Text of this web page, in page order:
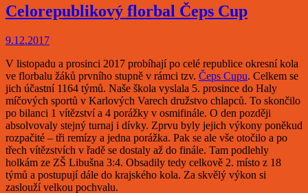
Celorepublikový florbal Čeps Cup
9.12.2017
V listopadu a prosinci 2017 probíhají po celé republice okresní kola
ve florbalu žáků prvního stupně v rámci tzv. Čeps Cupu. Celkem se
jich účastní 1164 týmů. Naše škola vyslala 5. prosince do Haly
míčových sportů v Karlových Varech družstvo chlapců. To skončilo
po bilanci 1 vítězství a 4 porážky v osmifinále. O den později
absolvovaly stejný turnaj i dívky. Zprvu byly jejich výkony poněkud
rozpačité – tři remízy a jedna porážka. Pak se ale vše otočilo a po
třech vítězstvích v řadě se dostaly až do finále. Tam podlehly
holkám ze ZŠ Libušna 3:4. Obsadily tedy celkově 2. místo z 18
týmů a postupují dále do krajského kola. Za skvělý výkon si
zaslouží velkou pochvalu.